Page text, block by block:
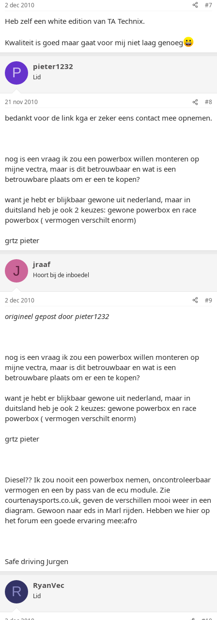
2 dec 2010 #7
Heb zelf een white edition van TA Technix.
Kwaliteit is goed maar gaat voor mij niet laag genoeg
P pieter1232
Lid
21 nov 2010 #8
bedankt voor de link kga er zeker eens contact mee opnemen.
nog is een vraag ik zou een powerbox willen monteren op
mijne vectra, maar is dit betrouwbaar en wat is een
betrouwbare plaats om er een te kopen?
want je hebt er blijkbaar gewone uit nederland, maar in
duitsland heb je ook 2 keuzes: gewone powerbox en race
powerbox ( vermogen verschilt enorm)
grtz pieter
J jraaf
Hoort bij de inboedel
2 dec 2010 #9
origineel gepost door pieter1232
nog is een vraag ik zou een powerbox willen monteren op
mijne vectra, maar is dit betrouwbaar en wat is een
betrouwbare plaats om er een te kopen?
want je hebt er blijkbaar gewone uit nederland, maar in
duitsland heb je ook 2 keuzes: gewone powerbox en race
powerbox ( vermogen verschilt enorm)
grtz pieter
Diesel?? Ik zou nooit een powerbox nemen, oncontroleerbaar
vermogen en een by pass van de ecu module. Zie
courtenaysports.co.uk, geven de verschillen mooi weer in een
diagram. Gewoon naar eds in Marl rijden. Hebben we hier op
het forum een goede ervaring mee:afro
Safe driving Jurgen
R RyanVec
Lid